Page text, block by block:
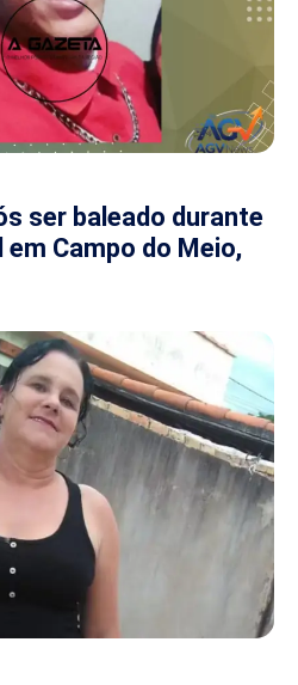
ser baleado durante
Campo do Meio,